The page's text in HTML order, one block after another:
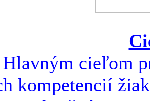
Hlavným cieľom
kompetencií